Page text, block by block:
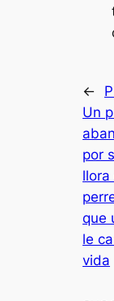
←
Un
por
llora
que
le
vida